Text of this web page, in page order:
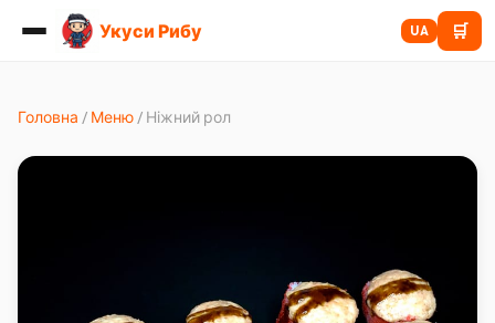
Укуси Рибу UA 🛒
Головна / Меню/ Ніжний рол